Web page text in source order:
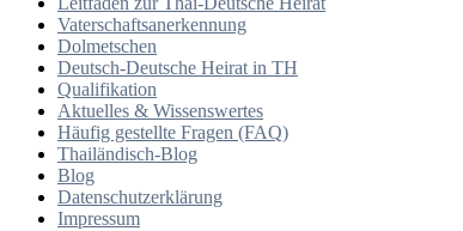
Vaterschaftsanerkennung
Dolmetschen
Deutsch-Deutsche Heirat in TH
Qualifikation
Aktuelles & Wissenswertes
Häufig gestellte Fragen (FAQ)
Thailändisch-Blog
Blog
Datenschutzerklärung
Impressum